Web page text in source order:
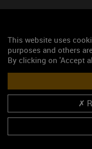
Laissez-
This website uses
purposes and others
By clicking on 'Accept